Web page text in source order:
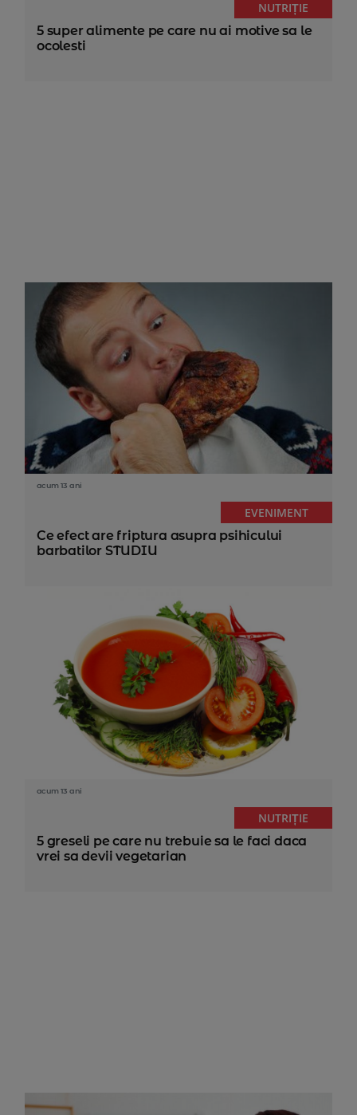
NUTRIȚIE
5 super alimente pe care nu ai motive sa le
ocolesti
acum 13 ani
EVENIMENT
Ce efect are friptura asupra psihicului
barbatilor STUDIU
acum 13 ani
NUTRIȚIE
5 greseli pe care nu trebuie sa le faci daca
vrei sa devii vegetarian